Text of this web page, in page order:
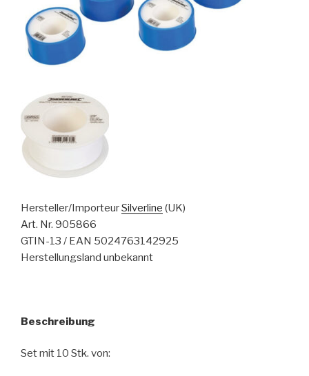
Hersteller/ImporteurSilverline (UK)
Art. Nr. 905866
GTIN-13 / EAN 5024763142925
Herstellungsland unbekannt
Beschreibung
Set mit 10 Stk. von: